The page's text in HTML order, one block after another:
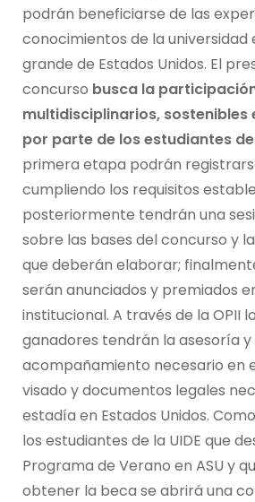
podrán beneficiarse de las
conocimientos de la universidad
grande de Estados Unidos. El
concurso busca la
multidisciplinarios, sostenibles
por parte de los estudiantes de
primera etapa podrán
cumpliendo los requisitos
posteriormente tendrán una
sobre las bases del concurso y
que deberán elaborar;
serán anunciados y premiados
institucional. A través de la OPII
ganadores tendrán la asesoría y
acompañamiento necesario en
visado y documentos legales
estadía en Estados Unidos.
los estudiantes de la UIDE que
Programa de Verano en ASU y
obtener la beca se abrirá una